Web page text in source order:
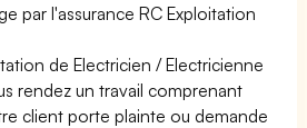
par l'assurance RC Exploitation
de Electricien / Electricienne
rendez un travail comprenant
client porte plainte ou demande